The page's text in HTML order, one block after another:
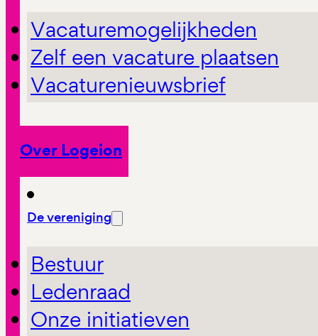
Vacaturemogelijkheden
Zelf een vacature plaatsen
Vacaturenieuwsbrief
Over Logeion
De vereniging
Bestuur
Ledenraad
Onze initiatieven